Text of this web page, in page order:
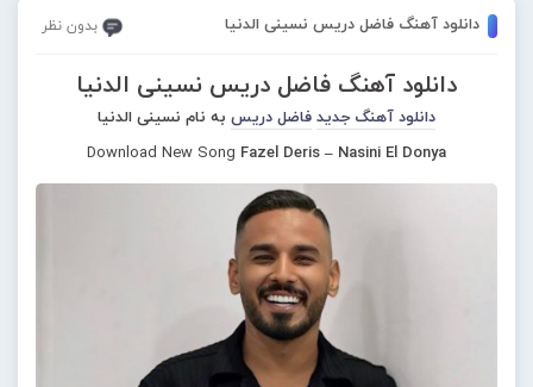
دانلود آهنگ فاضل دریس نسینی الدنیا بدون نظر
دانلود آهنگ فاضل دریس نسینی الدنیا
دانلود آهنگ جدید فاضل دریس به نام نسینی الدنیا
Download New Song Fazel Deris – Nasini El Donya